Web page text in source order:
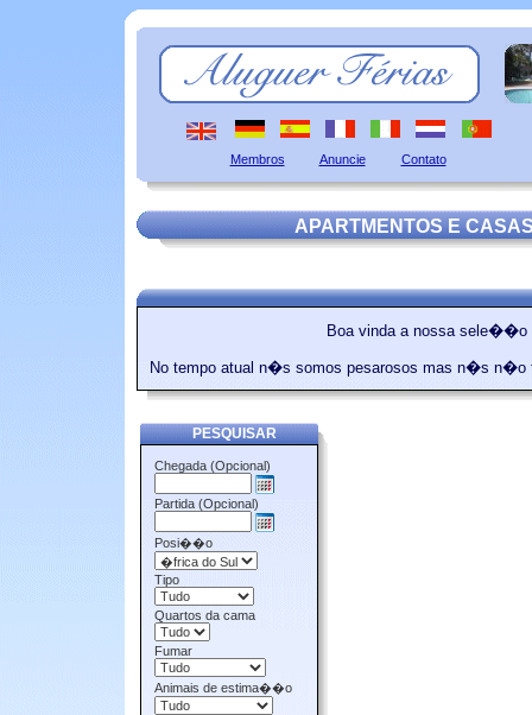
Membros Anuncie Contato
APARTMENTOS E
Boa vinda a nossa sele��o
No tempo atual n�s somos pesarosos mas n�s n�o
PESQUISAR
Chegada (Opcional)
Partida (Opcional)
Posi��o
Tipo
Quartos da cama
Fumar
Animais de estima��o